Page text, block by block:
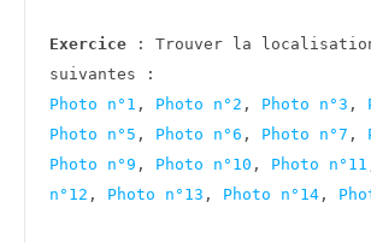
Exercice : Trouver la
Photo n°1 , Photo n°2 , Photo n°3 ,
Photo n°5 , Photo n°6 , Photo n°7 ,
Photo n°9 , Photo n°10 , Photo n°11
n°12 , Photo n°13 , Photo n°14 ,